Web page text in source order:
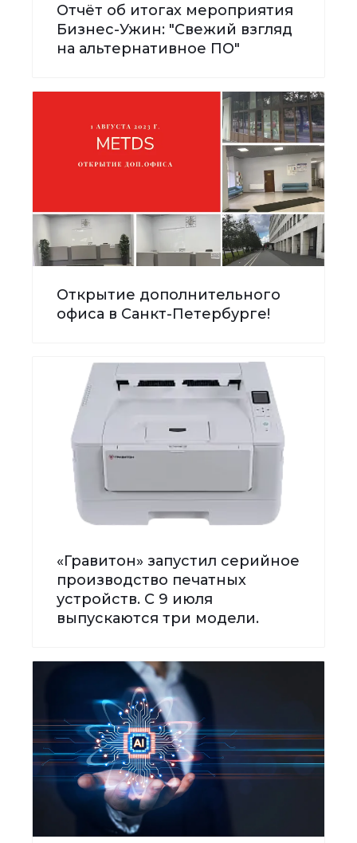
Отчёт об итогах мероприятия
Бизнес-Ужин: "Свежий взгляд
на альтернативное ПО"
Открытие дополнительного
офиса в Санкт-Петербурге!
«Гравитон» запустил серийное
производство печатных
устройств. С 9 июля
выпускаются три модели.